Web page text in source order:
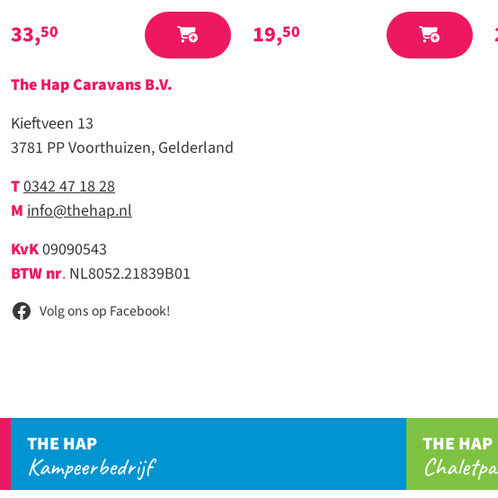
33,50 19,50
The Hap Caravans B.V.
Kieftveen 13
3781 PP Voorthuizen, Gelderland
T0342 47 18 28
M info@thehap.nl
KvK09090543
BTW nr. NL8052.21839B01
Volg ons op Facebook!
THE HAP
Kampeerbedrijf
THE HAP